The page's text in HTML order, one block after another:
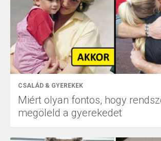
CSALÁD & GYEREKEK
Miért olyan fontos, hogy
megöleld a gyerekedet